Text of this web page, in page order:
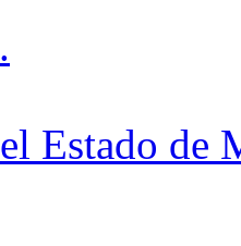
Estado de